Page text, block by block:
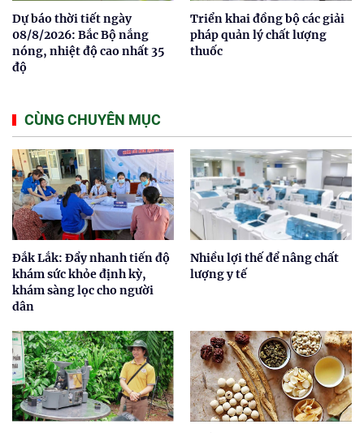
Dự báo thời tiết ngày
08/8/2026: Bắc Bộ nắng
nóng, nhiệt độ cao nhất 35
độ
Triển khai đồng bộ các giải
pháp quản lý chất lượng
thuốc
CÙNG CHUYÊN MỤC
Đắk Lắk: Đẩy nhanh tiến độ
khám sức khỏe định kỳ,
khám sàng lọc cho người
dân
Nhiều lợi thế để nâng chất
lượng y tế